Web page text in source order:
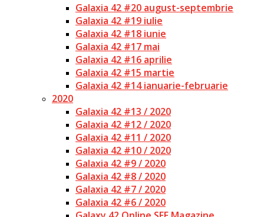
Galaxia 42 #20 august-septembrie
Galaxia 42 #19 iulie
Galaxia 42 #18 iunie
Galaxia 42 #17 mai
Galaxia 42 #16 aprilie
Galaxia 42 #15 martie
Galaxia 42 #14 ianuarie-februarie
2020
Galaxia 42 #13 / 2020
Galaxia 42 #12 / 2020
Galaxia 42 #11 / 2020
Galaxia 42 #10 / 2020
Galaxia 42 #9 / 2020
Galaxia 42 #8 / 2020
Galaxia 42 #7 / 2020
Galaxia 42 #6 / 2020